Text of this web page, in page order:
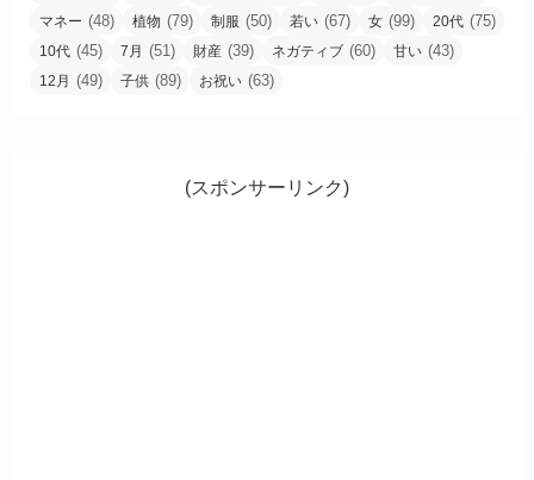
マネー (48) 植物 (79) 制服 (50) 若い (67) 女 (99) 20代 (75)
10代 (45) 7月 (51) 財産 (39) ネガティブ (60) 甘い (43)
12月 (49) 子供 (89) お祝い (63)
(スポンサーリンク)